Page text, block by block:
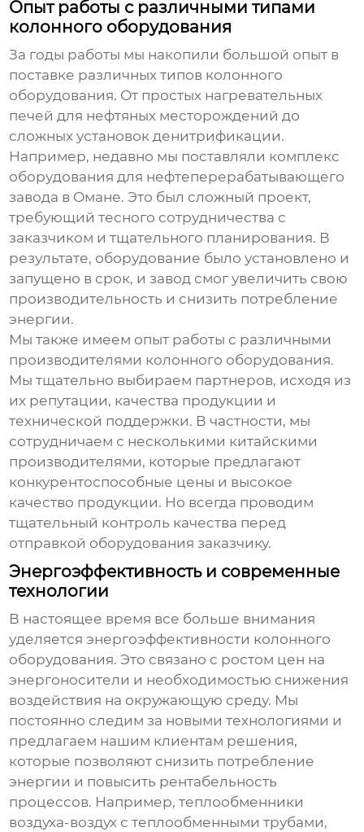
Опыт работы с различными типами
колонного оборудования
За годы работы мы накопили большой опыт в
поставке различных типов колонного
оборудования. От простых нагревательных
печей для нефтяных месторождений до
сложныхустановок денитрификации.
Например, недавно мы поставляли комплекс
оборудования для нефтеперерабатывающего
завода в Омане. Это был сложный проект,
требующий тесного сотрудничества с
заказчиком и тщательного планирования. В
результате, оборудование было установлено и
запущено в срок, и завод смог увеличить свою
производительность и снизить потребление
энергии.
Мы также имеем опыт работы с различными
производителями колонного оборудования.
Мы тщательно выбираем партнеров, исходя из
их репутации, качества продукции и
технической поддержки. В частности, мы
сотрудничаем с несколькими китайскими
производителями, которые предлагают
конкурентоспособные цены и высокое
качество продукции. Но всегда проводим
тщательный контроль качества перед
отправкой оборудования заказчику.
Энергоэффективность и современные
технологии
В настоящее время все больше внимания
уделяется энергоэффективности колонного
оборудования. Это связано с ростом цен на
энергоносители и необходимостью снижения
воздействия на окружающую среду. Мы
постоянно следим за новыми технологиями и
предлагаем нашим клиентам решения,
которые позволяют снизить потребление
энергии и повысить рентабельность
процессов. Например,теплообменники
воздуха-воздух с теплообменными трубами,